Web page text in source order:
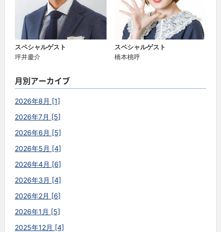
スペシャルゲスト
坪井慶介
スペシャルゲスト
橋本桃呼
月別アーカイブ
2026年8月 [1]
2026年7月 [5]
2026年6月 [5]
2026年5月 [4]
2026年4月 [6]
2026年3月 [4]
2026年2月 [6]
2026年1月 [5]
2025年12月 [4]